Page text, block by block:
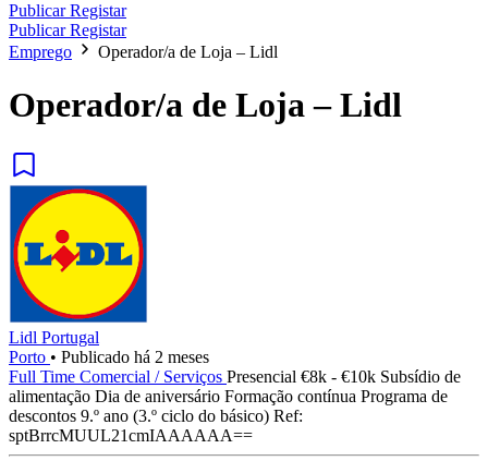
PublicarRegistar
PublicarRegistar
Emprego
Operador/a de Loja – Lidl
Operador/a de Loja – Lidl
Lidl Portugal
Porto • Publicado há 2 meses
Full Time Comercial / Serviços Presencial €8k - €10k Subsídio de
alimentação Dia de aniversário Formação contínua Programa de
descontos 9.º ano (3.º ciclo do básico) Ref:
sptBrrcMUUL21cmIAAAAAA==